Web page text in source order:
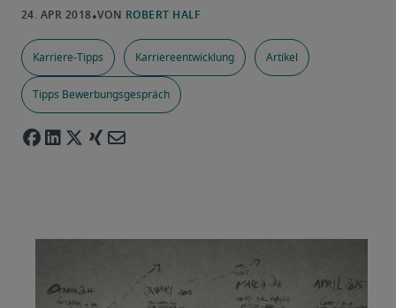
Karriere-Tipps Karriereentwicklung Artikel
Tipps Bewerbungsgespräch